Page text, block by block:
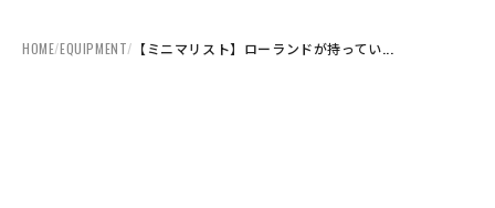
HOME/EQUIPMENT/ 【ミニマリスト】ローランドが持ってい...